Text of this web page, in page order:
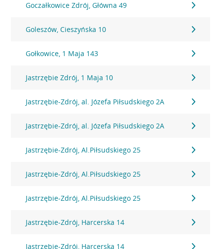
Goczałkowice Zdrój, Główna 49
Goleszów, Cieszyńska 10
Gołkowice, 1 Maja 143
Jastrzębie Zdrój, 1 Maja 10
Jastrzębie-Zdrój, al. Józefa Piłsudskiego 2A
Jastrzębie-Zdrój, al. Józefa Piłsudskiego 2A
Jastrzębie-Zdrój, Al.Piłsudskiego 25
Jastrzębie-Zdrój, Al.Piłsudskiego 25
Jastrzębie-Zdrój, Al.Piłsudskiego 25
Jastrzębie-Zdrój, Harcerska 14
Jastrzębie-Zdrój, Harcerska 14